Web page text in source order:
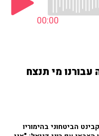
00:00
עבורנו מי תנצח
הביטחוני בהימוריו